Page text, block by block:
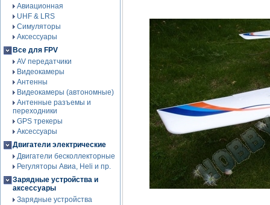
Авиационная
UHF & LRS
Симуляторы
Аксессуары
Все для FPV
AV передатчики
Видеокамеры
Антенны
Видеокамеры (автономные)
Антенные разъемы и
переходники
GPS трекеры
Аксессуары
Двигатели электрические
Двигатели бесколлекторные
Регуляторы Авиа, Heli и пр.
Зарядные устройства и
аксессуары
Зарядные устройства